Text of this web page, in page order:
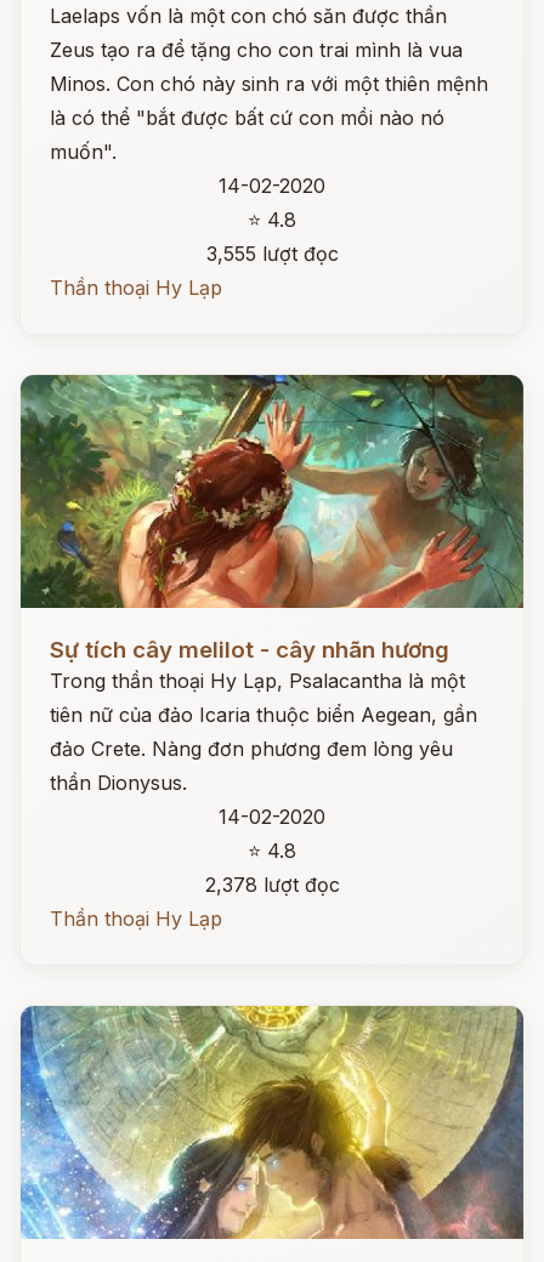
Laelaps vốn là một con chó săn được thần
Zeus tạo ra để tặng cho con trai mình là vua
Minos. Con chó này sinh ra với một thiên mệnh
là có thể "bắt được bất cứ con mồi nào nó
muốn".
14-02-2020
⭐ 4.8
3,555 lượt đọc
Thần thoại Hy Lạp
Sự tích cây melilot - cây nhãn hương
Trong thần thoại Hy Lạp, Psalacantha là một
tiên nữ của đảo Icaria thuộc biển Aegean, gần
đảo Crete. Nàng đơn phương đem lòng yêu
thần Dionysus.
14-02-2020
⭐ 4.8
2,378 lượt đọc
Thần thoại Hy Lạp